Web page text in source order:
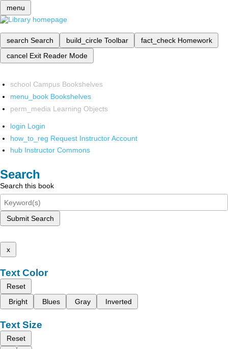
menu
search Search build_circle Toolbar fact_check Homework
cancel Exit Reader Mode
school Campus Bookshelves
menu_book Bookshelves
perm_media Learning Objects
login Login
how_to_reg Request Instructor Account
hub Instructor Commons
Search
Search this book
Submit Search
x
Text Color
Reset
Bright
Blues Gray Inverted
Text Size
Reset